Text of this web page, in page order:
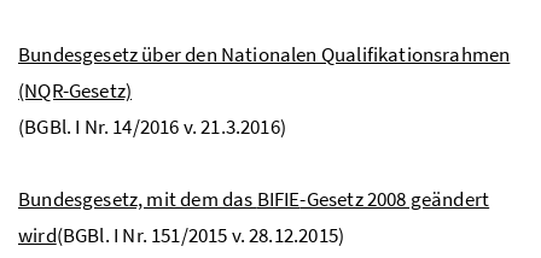
Bundesgesetz über den Nationalen Qualifikationsrahmen
(NQR-Gesetz)
(BGBl. I Nr. 14/2016 v. 21.3.2016)
Bundesgesetz, mit dem das BIFIE-Gesetz 2008 geändert
wird(BGBl. I Nr. 151/2015 v. 28.12.2015)